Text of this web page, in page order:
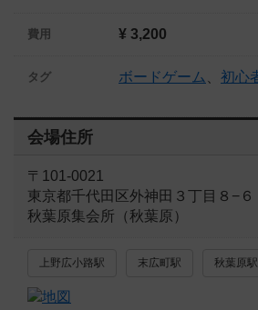
費用 ¥ 3,200
タグ ボードゲーム 初心
会場住所
〒101-0021
東京都千代田区外神田３丁目８−
秋葉原集会所（秋葉原）
上野広小路駅 末広町駅 秋葉原駅